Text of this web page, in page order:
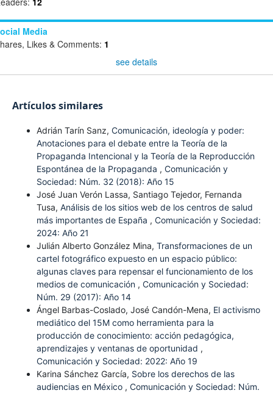
Media
Likes & Comments: 1
see details
Artículos similares
Adrián Tarín Sanz, Comunicación, ideología y poder:
Anotaciones para el debate entre la Teoría de la
Propaganda Intencional y la Teoría de la Reproducción
Espontánea de la Propaganda , Comunicación y
Sociedad: Núm. 32 (2018): Año 15
José Juan Verón Lassa, Santiago Tejedor, Fernanda
Tusa, Análisis de los sitios web de los centros de salud
más importantes de España , Comunicación y Sociedad:
2024: Año 21
Julián Alberto González Mina, Transformaciones de un
cartel fotográfico expuesto en un espacio público:
algunas claves para repensar el funcionamiento de los
medios de comunicación , Comunicación y Sociedad:
Núm. 29 (2017): Año 14
Ángel Barbas-Coslado, José Candón-Mena, El activismo
mediático del 15M como herramienta para la
producción de conocimiento: acción pedagógica,
aprendizajes y ventanas de oportunidad ,
Comunicación y Sociedad: 2022: Año 19
Karina Sánchez García, Sobre los derechos de las
audiencias en México , Comunicación y Sociedad: Núm.